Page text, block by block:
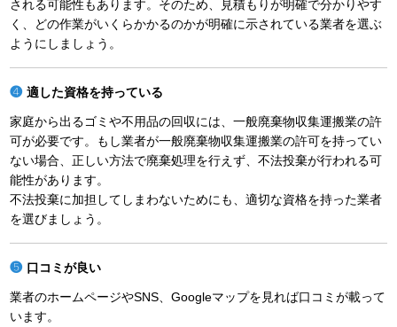
される可能性もあります。そのため、見積もりが明確で分かりやす
く、どの作業がいくらかかるのかが明確に示されている業者を選ぶ
ようにしましょう。
適した資格を持っている
家庭から出るゴミや不用品の回収には、一般廃棄物収集運搬業の許
可が必要です。もし業者が一般廃棄物収集運搬業の許可を持ってい
ない場合、正しい方法で廃棄処理を行えず、不法投棄が行われる可
能性があります。
不法投棄に加担してしまわないためにも、適切な資格を持った業者
を選びましょう。
口コミが良い
業者のホームページやSNS、Googleマップを見れば口コミが載って
います。